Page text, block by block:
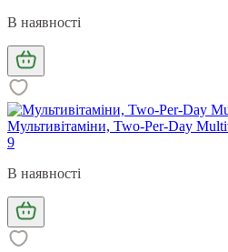
В наявності
Мультивітаміни, Two-Per-Day
9
В наявності